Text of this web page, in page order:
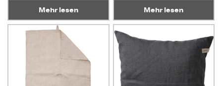
Mehr lesen Mehr lesen